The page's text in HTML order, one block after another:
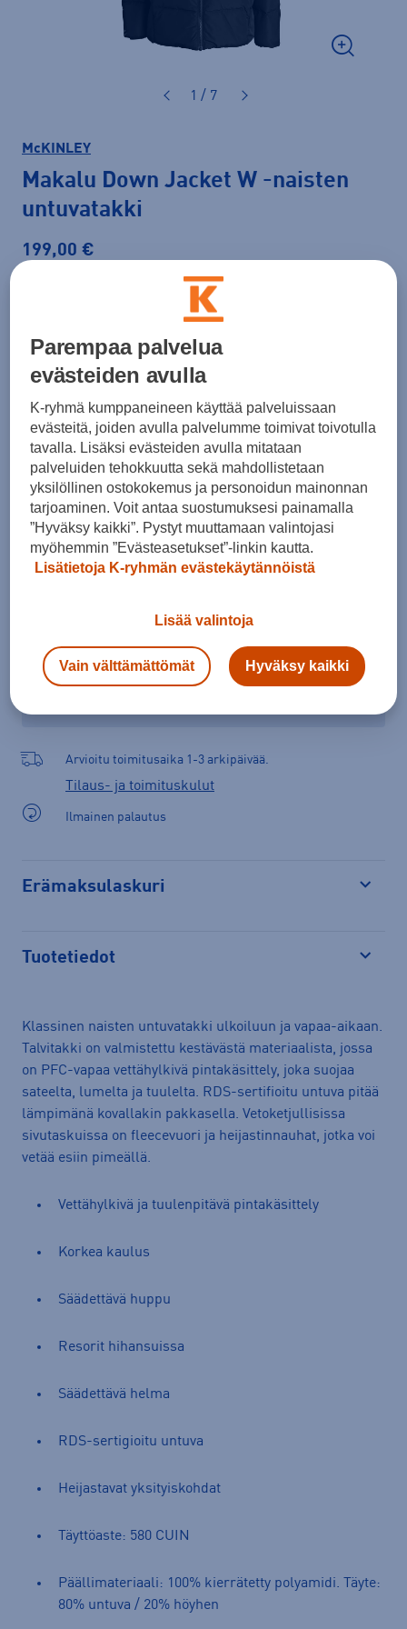
1 / 7
McKINLEY
Makalu Down Jacket W -naisten
untuvatakki
199,00 €
Koko
34 36 38 40 42 44
Kokotaulukko
Lisää ostoskoriin
Verkkokauppa: SaatavillaMyymälät: Saatavilla
Arvioitu toimitusaika 1-3 arkipäivää.
Tilaus- ja toimituskulut
Ilmainen palautus
Erämaksulaskuri
Tuotetiedot
Klassinen naisten untuvatakki ulkoiluun ja vapaa-aikaan.
Talvitakki on valmistettu kestävästä materiaalista, jossa
on PFC-vapaa vettähylkivä pintakäsittely, joka suojaa
sateelta, lumelta ja tuulelta. RDS-sertifioitu untuva pitää
lämpimänä kovallakin pakkasella. Vetoketjullisissa
sivutaskuissa on fleecevuori ja heijastinnauhat, jotka voi
vetää esiin pimeällä.
Vettähylkivä ja tuulenpitävä pintakäsittely
Korkea kaulus
Säädettävä huppu
Resorit hihansuissa
Säädettävä helma
RDS-sertigioitu untuva
Heijastavat yksityiskohdat
Täyttöaste: 580 CUIN
Päällimateriaali: 100% kierrätetty polyamidi. Täyte:
80% untuva / 20% höyhen
Parempaa palvelua
evästeiden avulla
K-ryhmä kumppaneineen käyttää palveluissaan
evästeitä, joiden avulla palvelumme toimivat toivotulla
tavalla. Lisäksi evästeiden avulla mitataan
palveluiden tehokkuutta sekä mahdollistetaan
yksilöllinen ostokokemus ja personoidun mainonnan
tarjoaminen. Voit antaa suostumuksesi painamalla
”Hyväksy kaikki”. Pystyt muuttamaan valintojasi
myöhemmin ”Evästeasetukset”-linkin kautta.
Lisätietoja K-ryhmän evästekäytännöistä
Lisää valintoja
Vain välttämättömät Hyväksy kaikki